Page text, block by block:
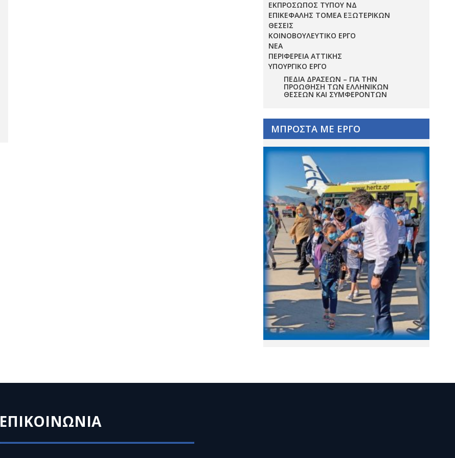
ΕΚΠΡΟΣΩΠΟΣ ΤΥΠΟΥ ΝΔ
ΕΠΙΚΕΦΑΛΗΣ ΤΟΜΕΑ ΕΞΩΤΕΡΙΚΩΝ
ΘΕΣΕΙΣ
ΚΟΙΝΟΒΟΥΛΕΥΤΙΚΟ ΕΡΓΟ
ΝΕΑ
ΠΕΡΙΦΕΡΕΙΑ ΑΤΤΙΚΗΣ
ΥΠΟΥΡΓΙΚΟ ΕΡΓΟ
ΠΕΔΊΑ ΔΡΆΣΕΩΝ – ΓΙΑ ΤΗΝ
ΠΡΟΏΘΗΣΗ ΤΩΝ ΕΛΛΗΝΙΚΏΝ
ΘΈΣΕΩΝ ΚΑΙ ΣΥΜΦΕΡΌΝΤΩΝ
ΜΠΡΟΣΤΑ ΜΕ ΕΡΓΟ
ΕΠΙΚΟΙΝΩΝΙΑ